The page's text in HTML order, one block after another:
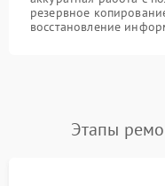
резервное
восстановление
Этапы